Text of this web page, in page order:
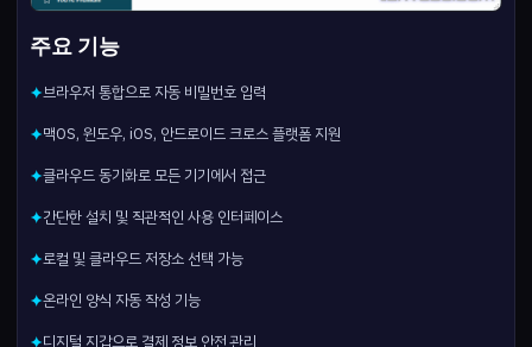
주요 기능
✦브라우저 통합으로 자동 비밀번호 입력
✦맥OS, 윈도우, iOS, 안드로이드 크로스 플랫폼 지원
✦클라우드 동기화로 모든 기기에서 접근
✦간단한 설치 및 직관적인 사용 인터페이스
✦로컬 및 클라우드 저장소 선택 가능
✦온라인 양식 자동 작성 기능
디지털 지갑으로 결제 정보 안전 관리